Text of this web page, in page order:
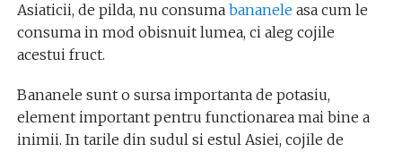
Asiaticii, de pilda, nu consuma bananeleasa cum le
consuma in mod obisnuit lumea, ci aleg cojile
acestui fruct.
Bananele sunt o sursa importanta de potasiu,
element important pentru functionarea mai bine a
inimii. In tarile din sudul si estul Asiei, cojile de